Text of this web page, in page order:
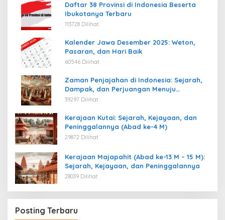
Daftar 38 Provinsi di Indonesia Beserta
Ibukotanya Terbaru
113728 Dilihat
Kalender Jawa Desember 2025: Weton,
Pasaran, dan Hari Baik
60546 Dilihat
Zaman Penjajahan di Indonesia: Sejarah,
Dampak, dan Perjuangan Menuju
Kemerdekaan
39297 Dilihat
Kerajaan Kutai: Sejarah, Kejayaan, dan
Peninggalannya (Abad ke-4 M)
29872 Dilihat
Kerajaan Majapahit (Abad ke-13 M – 15 M):
Sejarah, Kejayaan, dan Peninggalannya
28039 Dilihat
Posting Terbaru